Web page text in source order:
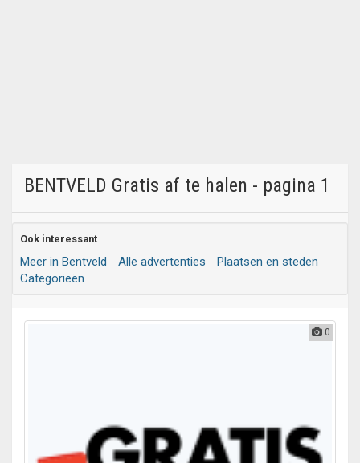
BENTVELD Gratis af te halen - pagina 1
Ook interessant
Meer in Bentveld Alle advertenties
Plaatsen en steden
Categorieën
0